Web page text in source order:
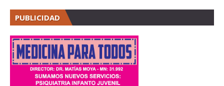
PUBLICIDAD